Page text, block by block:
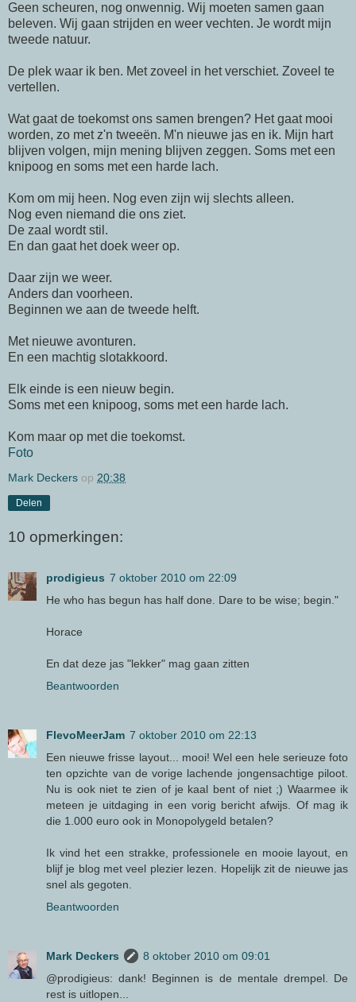
Geen scheuren, nog onwennig. Wij moeten samen gaan
beleven. Wij gaan strijden en weer vechten. Je wordt mijn
tweede natuur.
De plek waar ik ben. Met zoveel in het verschiet. Zoveel te
vertellen.
Watgaatde toekomst ons samen brengen? Hetgaatmooi
worden, zo met z'n tweeën. M'n nieuwe jas en ik. Mijn hart
blijven volgen, mijn mening blijven zeggen. Soms met een
knipoog en soms met een harde lach.
Kom om mij heen. Nog even zijn wij slechts alleen.
Nog even niemand die ons ziet.
De zaal wordt stil.
En dan gaathet doek weer op.
Daar zijn we weer.
Anders dan voorheen.
Beginnen we aan de tweede helft.
Met nieuwe avonturen.
En een machtig slotakkoord.
Elk einde is een nieuw begin.
Soms met een knipoog, soms met een harde lach.
Kom maar op met die toekomst.
Foto
Mark Deckers op 20:38
Delen
10 opmerkingen:
prodigieus 7 oktober 2010 om 22:09
He who has begun has half done. Dare to be wise; begin."
Horace
En dat deze jas "lekker" mag gaan zitten
Beantwoorden
FlevoMeerJam 7 oktober 2010 om 22:13
Een nieuwe frisse layout... mooi! Wel een hele serieuze foto
ten opzichte van de vorige lachende jongensachtige piloot.
Nu is ook niet te zien of je kaal bent of niet ;) Waarmee ik
meteen je uitdaging in een vorig bericht afwijs. Of mag ik
die 1.000 euro ook in Monopolygeld betalen?
Ik vind het een strakke, professionele en mooie layout, en
blijf je blog met veel plezier lezen. Hopelijk zit de nieuwe jas
snel als gegoten.
Beantwoorden
Mark Deckers
8 oktober 2010 om 09:01
@prodigieus: dank! Beginnen is de mentale drempel. De
rest is uitlopen...